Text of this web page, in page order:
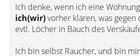
Ich denke, wenn ich eine
ich(wir)vorher klären, was gegen
evtl. Löcher in Bauch des
Ich bin selbst Raucher, und bin